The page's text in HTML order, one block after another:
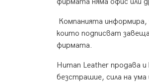
Компанията
които подписват
фирмата.
Human Leather продава
безстрашие, сила на